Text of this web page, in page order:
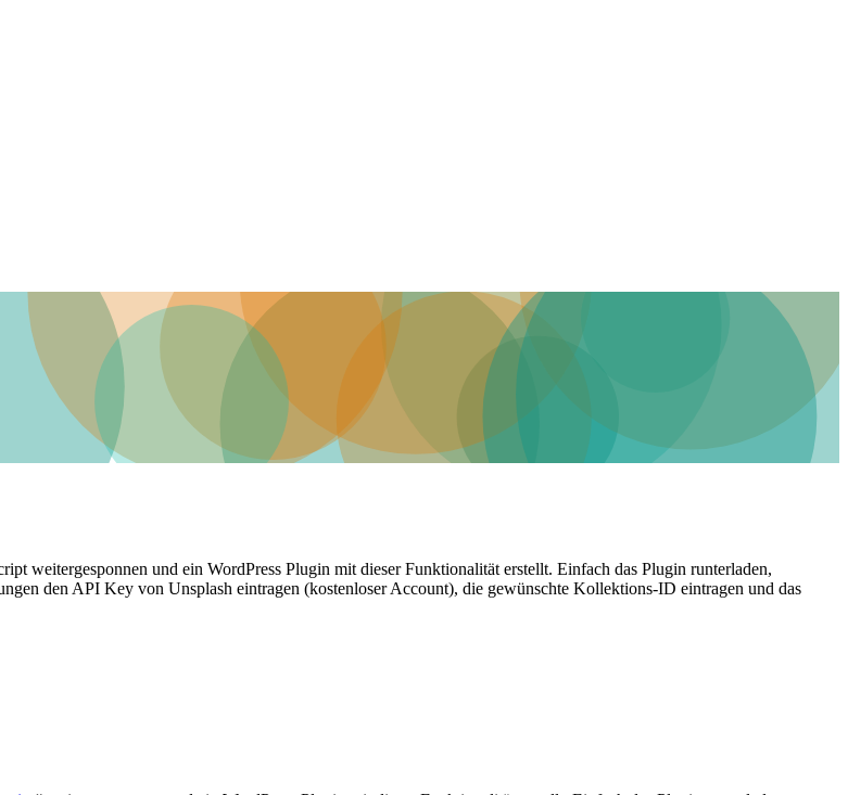
weitergesponnen und ein WordPress Plugin mit dieser Funktionalität erstellt. Einfach das Plugin runterladen,
den API Key von Unsplash eintragen (kostenloser Account), die gewünschte Kollektions-ID eintragen und das